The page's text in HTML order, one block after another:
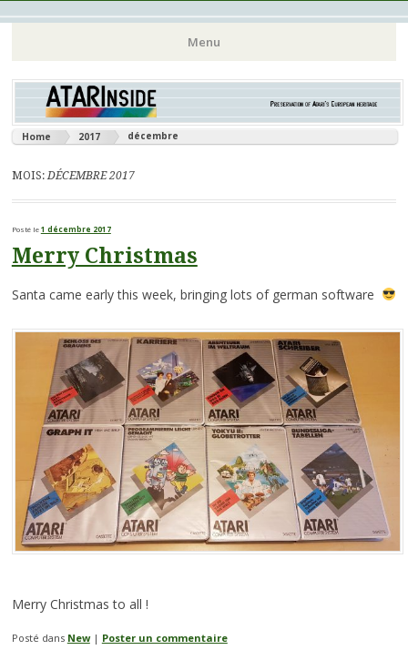
Atarinside
France Germany Italy UK Benelux)
Menu
Aller
contenu
principal
Home 2017 décembre
MOIS: DÉCEMBRE 2017
Posté le1 décembre 2017
Merry Christmas
Santa came early this week, bringing lots of german software
Merry Christmas to all !
Posté dans New | Poster un commentaire